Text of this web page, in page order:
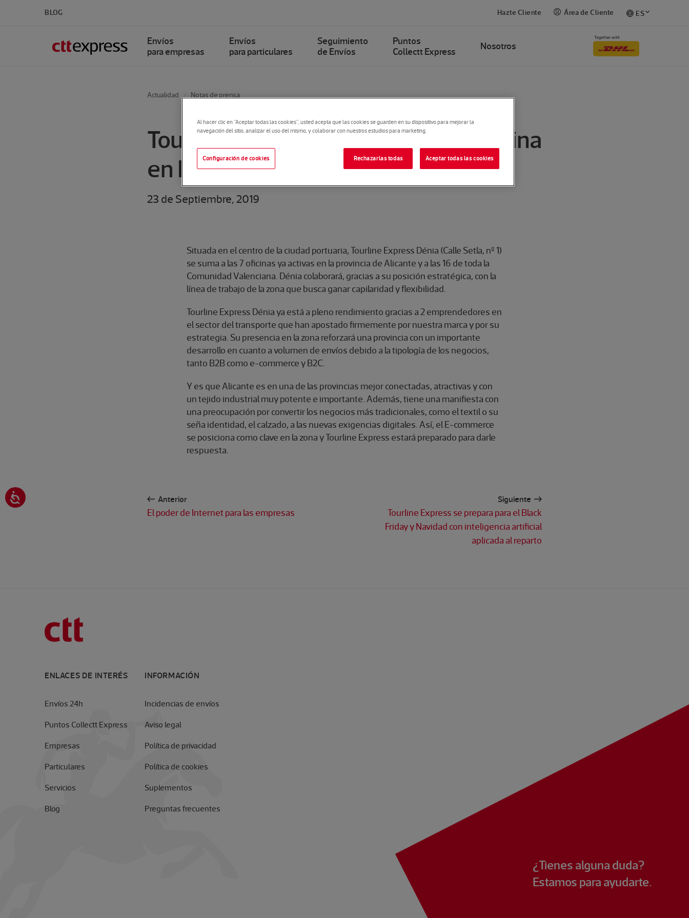
Envíos
para empresas
Envíos
para particulares
Seguimiento
de Envíos
Puntos
Collectt Express
Nosotros
BLOG ES
Área de Cliente
Hazte Cliente
Actualidad Notas de prensa
Tourline Express inaugura nueva oficina
en Dénia
23 de Septiembre, 2019
Situada en el centro de la ciudad portuaria, Tourline Express Dénia (Calle Setla, nº 1)
se suma a las 7 oficinas ya activas en la provincia de Alicante y a las 16 de toda la
Comunidad Valenciana. Dénia colaborará, gracias a su posición estratégica, con la
línea de trabajo de la zona que busca ganar capilaridad y flexibilidad.
Tourline Express Dénia ya está a pleno rendimiento gracias a 2 emprendedores en
el sector del transporte que han apostado firmemente por nuestra marca y por su
estrategia. Su presencia en la zona reforzará una provincia con un importante
desarrollo en cuanto a volumen de envíos debido a la tipología de los negocios,
tanto B2B como e-commerce y B2C.
Y es que Alicante es en una de las provincias mejor conectadas, atractivas y con
un tejido industrial muy potente e importante. Además, tiene una manifiesta con
una preocupación por convertir los negocios más tradicionales, como el textil o su
seña identidad, el calzado, a las nuevas exigencias digitales. Así, el E-commerce
se posiciona como clave en la zona y Tourline Express estará preparado para darle
respuesta.
Anterior
El poder de Internet para las empresas
Siguiente
Tourline Express se prepara para el Black
Friday y Navidad con inteligencia artificial
aplicada al reparto
ENLACES DE INTERÉS
Envíos 24h
Puntos Collectt Express
Empresas
Particulares
Servicios
Blog
INFORMACIÓN
Incidencias de envíos
Aviso legal
Política de privacidad
Política de cookies
Suplementos
Preguntas frecuentes
¿Tienes alguna duda?
Estamos para ayudarte.
Al hacer clic en “Aceptar todas las cookies”, usted acepta que las cookies se guarden en su dispositivo para mejorar la
navegación del sitio, analizar el uso del mismo, y colaborar con nuestros estudios para marketing.
Configuración de cookies Rechazarlas todas Aceptar todas las cookies